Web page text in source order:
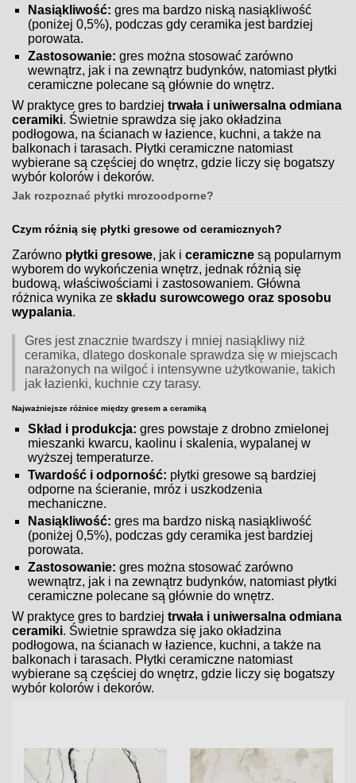
Nasiąkliwość: gres ma bardzo niską nasiąkliwość
(poniżej 0,5%), podczas gdy ceramika jest bardziej
porowata.
Zastosowanie: gres można stosować zarówno
wewnątrz, jak i na zewnątrz budynków, natomiast płytki
ceramiczne polecane są głównie do wnętrz.
W praktyce gres to bardziejtrwała i uniwersalna odmiana
ceramiki. Świetnie sprawdza się jako okładzina
podłogowa, na ścianach w łazience, kuchni, a także na
balkonach i tarasach. Płytki ceramiczne natomiast
wybierane są częściej do wnętrz, gdzie liczy się bogatszy
wybór kolorów i dekorów.
Jak rozpoznać płytki mrozoodporne?
Czym różnią się płytki gresowe od ceramicznych?
Zarówno płytki gresowe, jak iceramiczne są popularnym
wyborem do wykończenia wnętrz, jednak różnią się
budową, właściwościami i zastosowaniem. Główna
różnica wynika zeskładu surowcowego oraz sposobu
wypalania.
Gres jest znacznie twardszy i mniej nasiąkliwy niż
ceramika, dlatego doskonale sprawdza się w miejscach
narażonych na wilgoć i intensywne użytkowanie, takich
jak łazienki, kuchnie czy tarasy.
Najważniejsze różnice między gresem a ceramiką
Skład i produkcja: gres powstaje z drobno zmielonej
mieszanki kwarcu, kaolinu i skalenia, wypalanej w
wyższej temperaturze.
Twardość i odporność: płytki gresowe są bardziej
odporne na ścieranie, mróz i uszkodzenia
mechaniczne.
Nasiąkliwość: gres ma bardzo niską nasiąkliwość
(poniżej 0,5%), podczas gdy ceramika jest bardziej
porowata.
Zastosowanie: gres można stosować zarówno
wewnątrz, jak i na zewnątrz budynków, natomiast płytki
ceramiczne polecane są głównie do wnętrz.
W praktyce gres to bardziejtrwała i uniwersalna odmiana
ceramiki. Świetnie sprawdza się jako okładzina
podłogowa, na ścianach w łazience, kuchni, a także na
balkonach i tarasach. Płytki ceramiczne natomiast
wybierane są częściej do wnętrz, gdzie liczy się bogatszy
wybór kolorów i dekorów.